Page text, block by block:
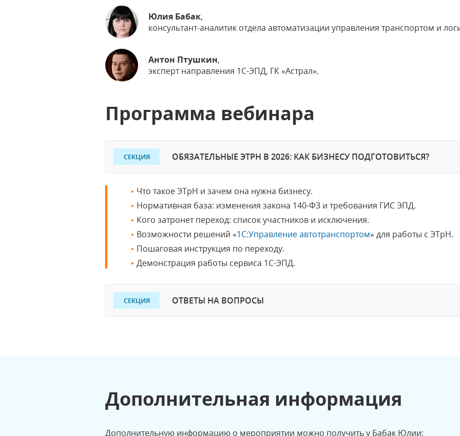
Юлия Бабак,
консультант-аналитик отдела автоматизации управления транспортом и
Антон Птушкин,
эксперт направления 1С-ЭПД, ГК «Астрал».
Программа вебинара
СЕКЦИЯ ОБЯЗАТЕЛЬНЫЕ ЭТРН В 2026: КАК БИЗНЕСУ ПОДГОТОВИТЬСЯ?
Что такое ЭТрН и зачем она нужна бизнесу.
Нормативная база: изменения закона 140-ФЗ и требования ГИС ЭПД.
Кого затронет переход: список участников и исключения.
Возможности решений «1С:Управление автотранспортом» для работы с ЭТрН.
Пошаговая инструкция по переходу.
Демонстрация работы сервиса 1С-ЭПД.
СЕКЦИЯ ОТВЕТЫ НА ВОПРОСЫ
Дополнительная информация
Дополнительную информацию о мероприятии можно получить у Бабак Юлии: